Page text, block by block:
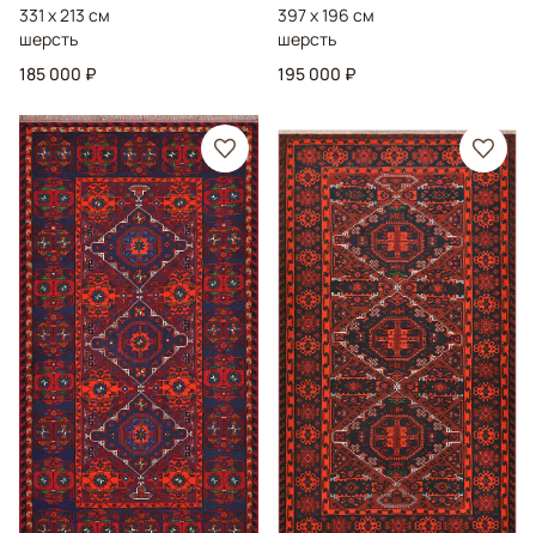
331 x 213 см
шерсть
185 000 ₽
397 x 196 см
шерсть
195 000 ₽